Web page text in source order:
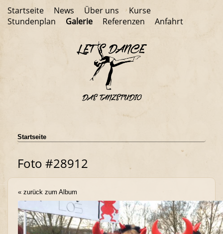
Startseite News Über uns
Kurse
Stundenplan
Galerie Referenzen Anfahrt
Startseite
Foto #28912
« zurück zum Album